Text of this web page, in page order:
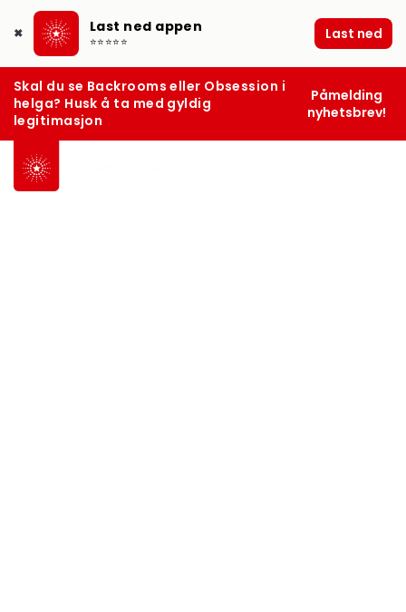
✖ Last ned appen
⭐⭐⭐⭐⭐ Last ned
Skal du se Backrooms eller Obsession i
helga? Husk å ta med gyldig
legitimasjon
Påmelding
nyhetsbrev!